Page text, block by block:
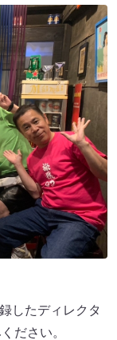
したディレクタ
ください。